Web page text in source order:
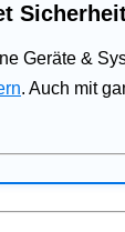
Geräte &
. Auch mit